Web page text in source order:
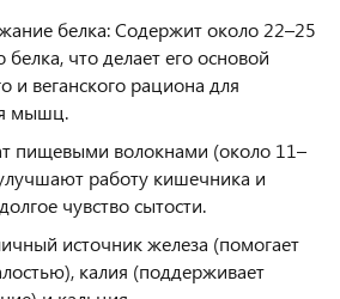
белка: Содержит около 22–25
белка, что делает его основой
и веганского рациона для
мышц.
пищевыми волокнами (около 11–
работу кишечника и
чувство сытости.
источник железа (помогает
калия (поддерживает